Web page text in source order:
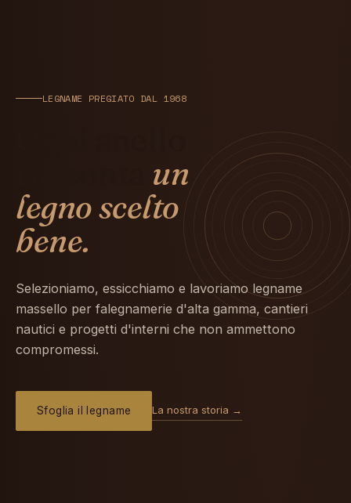
LEGNAME PREGIATO DAL 1968
un
legno scelto
bene.
Selezioniamo, essicchiamo e lavoriamo legname
massello per falegnamerie d'alta gamma, cantieri
nautici e progetti d'interni che non ammettono
compromessi.
Sfoglia il legname La nostra storia →